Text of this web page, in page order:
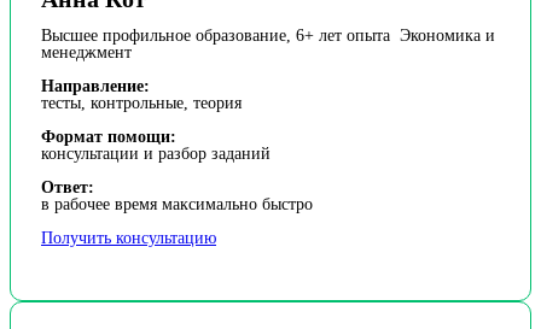
Высшее профильное образование, 6+ лет опыта Экономика и
менеджмент
Направление:
тесты, контрольные, теория
Формат помощи:
консультации и разбор заданий
Ответ:
в рабочее время максимально быстро
Получить консультацию